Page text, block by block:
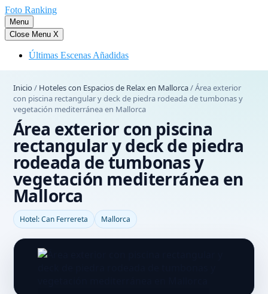
Saltar
al
contenido
Foto Ranking
Menu
Close Menu X
Últimas Escenas Añadidas
Inicio / Hoteles con Espacios de Relax en Mallorca/Área exterior
con piscina rectangular y deck de piedra rodeada de tumbonas y
vegetación mediterránea en Mallorca
Área exterior con piscina
rectangular y deck de piedra
rodeada de tumbonas y
vegetación mediterránea en
Mallorca
Hotel: Can Ferrereta Mallorca